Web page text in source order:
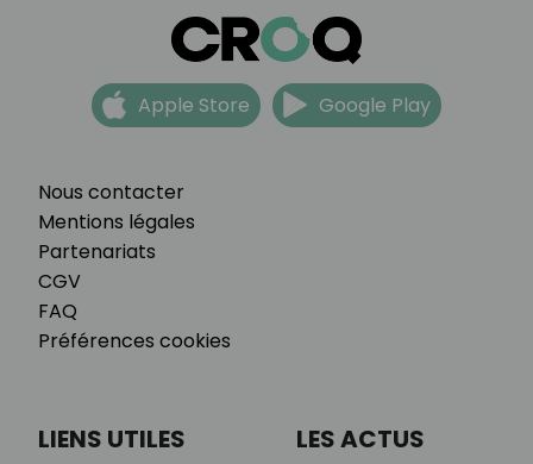
Nous contacter
Mentions légales
Partenariats
CGV
FAQ
Préférences cookies
Apple Store Google Play
LIENS UTILES LES ACTUS